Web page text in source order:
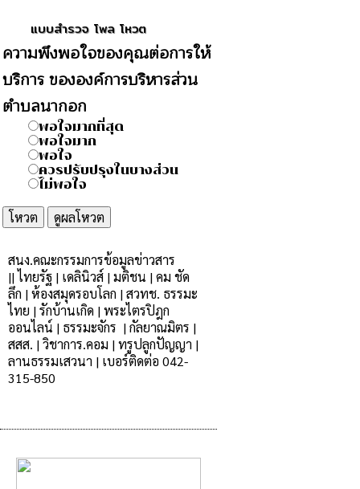
แบบสำรวจ โพล โหวต
ความพึงพอใจของคุณต่อการให้
บริการ ขององค์การบริหารส่วน
ตำบลนากอก
พอใจมากที่สุด
พอใจมาก
พอใจ
ควรปรับปรุงในบางส่วน
ไม่พอใจ
สนง.คณะกรรมการข้อมูลข่าวสาร
||ไทยรัฐ | เดลินิวส์ |มติชน |คม ชัด
ลึก |ห้องสมุดรอบโลก |สวทช. ธรรมะ
ไทย |รักบ้านเกิด |พระไตรปิฎก
ออนไลน์ | ธรรมะจักร |กัลยาณมิตร |
สสส. |วิชาการ.คอม |ทรูปลูกปัญญา |
ลานธรรมเสวนา | เบอร์ติดต่อ 042-
315-850